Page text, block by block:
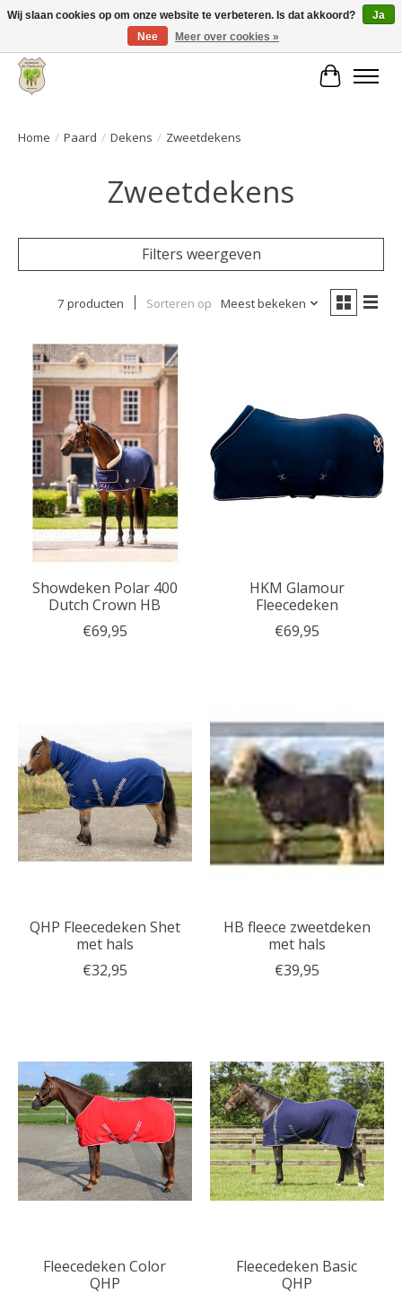
Grote keuze aan producten en snelle verzending!
Home / Paard / Dekens / Zweetdekens
Zweetdekens
Filters weergeven
7 producten Sorteren op Meest bekeken
Showdeken Polar 400
Dutch Crown HB
€69,95
HKM Glamour
Fleecedeken
€69,95
QHP Fleecedeken Shet
met hals
€32,95
HB fleece zweetdeken
met hals
€39,95
Fleecedeken Color
QHP
Fleecedeken Basic
QHP
Wij slaan cookies op om onze website te verbeteren. Is dat akkoord?
Ja
Nee
Meer over cookies »